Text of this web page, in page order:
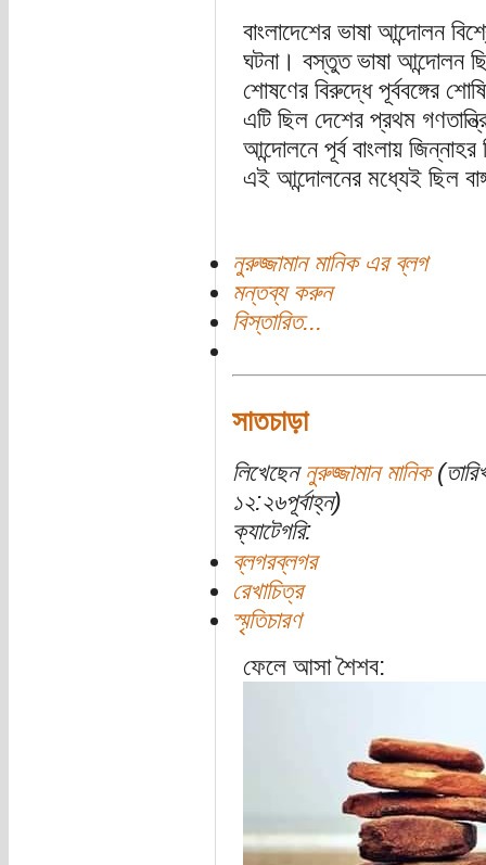
বাংলাদেশের ভাষা আন্দোলন
ঘটনা। বস্তুত ভাষা আন্দোলন
শোষণের বিরুদ্ধে পূর্ববঙ্গের
এটি ছিল দেশের প্রথম
আন্দোলনে পূর্ব বাংলায়
এই আন্দোলনের মধ্যেই ছিল
নুরুজ্জামান মানিক এর ব্লগ
মন্তব্য করুন
বিস্তারিত...
সাতচাড়া
লিখেছেন নুরুজ্জামান মানিক
১২:২৬পূর্বাহ্ন)
ক্যাটেগরি:
ব্লগরব্লগর
রেখাচিত্র
স্মৃতিচারণ
ফেলে আসা শৈশব: